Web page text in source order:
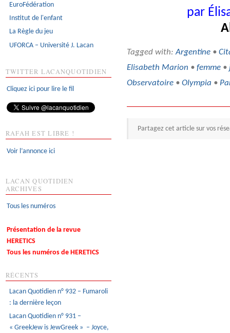
par
Tagged with:Argentine •
Elisabeth Marion • femme •
Observatoire • Olympia •
Partagez cet article sur vos
EuroFédération
Institut de l'enfant
La Règle du jeu
UFORCA – Université J. Lacan
TWITTER LACANQUOTIDIEN
Cliquez ici pour lire le fil
RAFAH EST LIBRE !
Voir l’annonce ici
LACAN QUOTIDIEN
ARCHIVES
Tous les numéros
Présentation de la revue
HERETICS
Tous les numéros de HERETICS
RÉCENTS
Lacan Quotidien n° 932 – Fumaroli
: la dernière leçon
Lacan Quotidien n° 931 –
« GreekJew is JewGreek » – Joyce,